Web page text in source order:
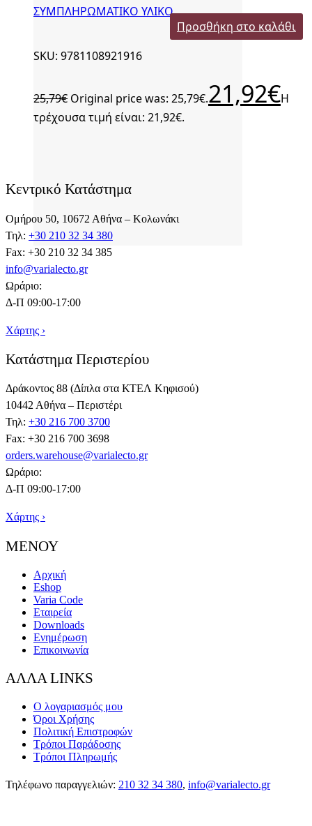
ΣΥΜΠΛΗΡΩΜΑΤΙΚΟ ΥΛΙΚΟ
Προσθήκη στο καλάθι
SKU: 9781108921916
25,79€ Original price was: 25,79€.21,92€Η
τρέχουσα τιμή είναι: 21,92€.
Κεντρικό Κατάστημα
Ομήρου 50, 10672 Αθήνα – Κολωνάκι
Τηλ: +30 210 32 34 380
Fax: +30 210 32 34 385
info@varialecto.gr
Ωράριο:
Δ-Π 09:00-17:00
Χάρτης ›
Κατάστημα Περιστερίου
Δράκοντος 88 (Δίπλα στα ΚΤΕΛ Κηφισού)
10442 Αθήνα – Περιστέρι
Τηλ: +30 216 700 3700
Fax: +30 216 700 3698
orders.warehouse@varialecto.gr
Ωράριο:
Δ-Π 09:00-17:00
Χάρτης ›
ΜΕΝΟΥ
Αρχική
Eshop
Varia Code
Εταιρεία
Downloads
Ενημέρωση
Επικοινωνία
ΑΛΛΑ LINKS
Ο λογαριασμός μου
Όροι Χρήσης
Πολιτική Επιστροφών
Τρόποι Παράδοσης
Τρόποι Πληρωμής
Τηλέφωνο παραγγελιών: 210 32 34 380, info@varialecto.gr